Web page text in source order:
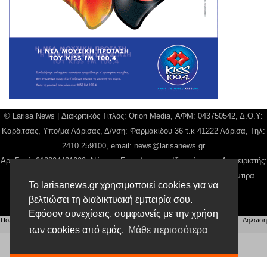
Το larisanews.gr χρησιμοποιεί cookies για να
βελτιώσει τη διαδικτυακή εμπειρία σου.
Εφόσον συνεχίσεις, συμφωνείς με την χρήση
των cookies από εμάς. Μάθε περισσότερα
© Larisa News | Διακριτικός Τίτλος: Orion Media, ΑΦΜ: 043750542, Δ.Ο.Υ:
Καρδίτσας, Υπο/μα Λάρισας, Δ/νση: Φαρμακίδου 36 τ.κ 41222 Λάρισα, Τηλ:
2410 259100, email: news@larisanews.gr
Αρ. Γεμή: 018804431000, Νόμιμος Εκπρόσωπος, Ιδιοκτήτης και Διαχειριστής:
Παναγιώτης Φιλίππου, Διευθύντρια: Γιαννουσά Βασιλική, Διευθύντιρα
Σύνταξης: Μπαλαμπάνη Βασιλική.
Δικαιούχος domain name Παναγιώτης Φιλίππου
Πολιτική Απορρήτου Αίτηση Διαχείρισης Προσωπικών Δεδομένων |Όροι χρήσης
Δήλωση
Συμμόρφωσης